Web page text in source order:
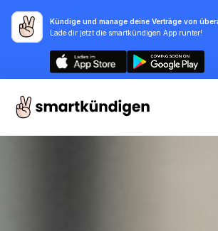
Kündige und manage deine Verträge von
Lade dir jetzt die smartkündigen App runter!